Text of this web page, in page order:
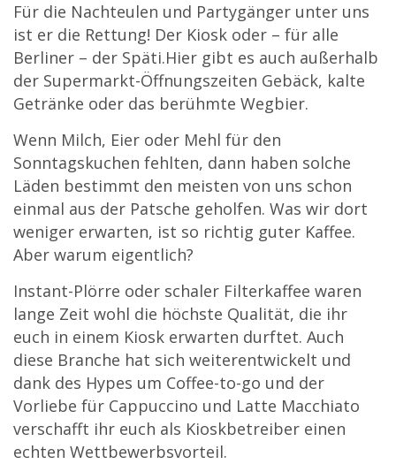
Für die Nachteulen und Partygänger unter uns
ist er die Rettung! Der Kiosk oder – für alle
Berliner – der Späti.Hier gibt es auch außerhalb
der Supermarkt-Öffnungszeiten Gebäck, kalte
Getränke oder das berühmte Wegbier.
Wenn Milch, Eier oder Mehl für den
Sonntagskuchen fehlten, dann haben solche
Läden bestimmt den meisten von uns schon
einmal aus der Patsche geholfen. Was wir dort
weniger erwarten, ist so richtig guter Kaffee.
Aber warum eigentlich?
Instant-Plörre oder schaler Filterkaffee waren
lange Zeit wohl die höchste Qualität, die ihr
euch in einem Kiosk erwarten durftet. Auch
diese Branche hat sich weiterentwickelt und
dank des Hypes um Coffee-to-go und der
Vorliebe für Cappuccino und Latte Macchiato
verschafft ihr euch als Kioskbetreiber einen
echten Wettbewerbsvorteil.